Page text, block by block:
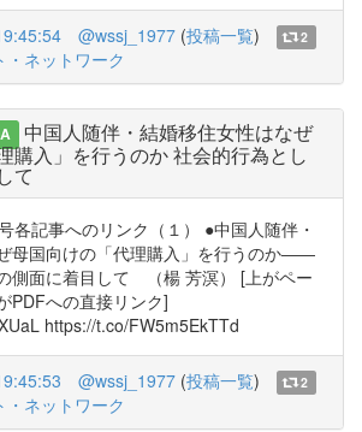
@wssj_1977 (投稿一覧)
2
・ネットワーク
中国人随伴・結婚移住女性はなぜ
購入」を行うのか 社会的行為とし
て
各記事へのリンク（１） ●中国人随伴・
母国向けの「代理購入」を行うのか――
側面に着目して （楊 芳溟） [上がペー
PDFへの直接リンク]
https://t.co/FW5m5EkTTd
@wssj_1977 (投稿一覧)
2
・ネットワーク